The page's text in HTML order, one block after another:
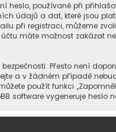
heslo, používané při
údajů a dat, které jsou
při registraci, můžeme
máte možnost
Přesto není
a v žádném případě
použít funkci
software vygeneruje heslo